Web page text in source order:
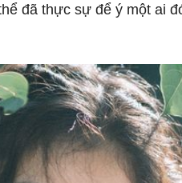
đã thực sự để ý một ai